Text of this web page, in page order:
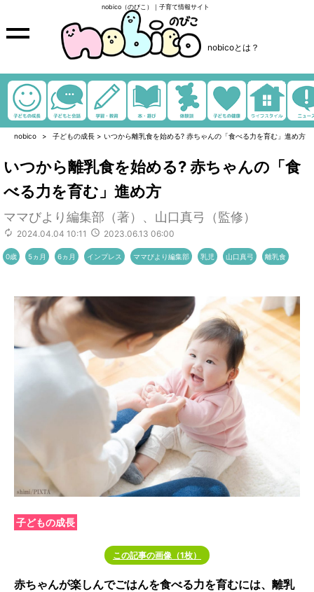
nobico（のびこ）｜子育て情報サイト
nobicoとは？
nobico 子どもの成長 > いつから離乳食を始める? 赤ちゃんの「食べる力を育む」進め方
いつから離乳食を始める? 赤ちゃんの「食
べる力を育む」進め方
ママびより編集部（著）、山口真弓（監修）
2024.04.04 10:11 2023.06.13 06:00
0歳 5ヵ月 6ヵ月 インプレス ママびより編集部 乳児 山口真弓 離乳食
子どもの成長
この記事の画像（1枚）
赤ちゃんが楽しんでごはんを食べる力を育むには、離乳